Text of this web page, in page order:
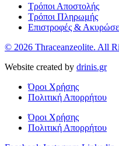
Τρόποι Αποστολής
Τρόποι Πληρωμής
Επιστροφές &
© 2026 Thraceanzeolite. All
Website created by drinis.gr
Όροι Χρήσης
Πολιτική Απορρήτου
Όροι Χρήσης
Πολιτική Απορρήτου